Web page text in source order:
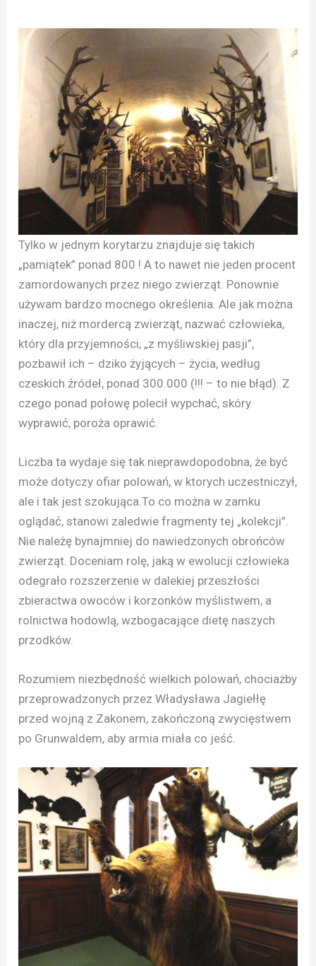
Tylko w jednym korytarzu znajduje się takich
„pamiątek” ponad 800 ! A to nawet nie jeden procent
zamordowanych przez niego zwierząt. Ponownie
używam bardzo mocnego określenia. Ale jak można
inaczej, niż mordercą zwierząt, nazwać człowieka,
który dla przyjemności, „z myśliwskiej pasji”,
pozbawił ich – dziko żyjących – życia, według
czeskich źródeł, ponad 300.000 (!!! – to nie błąd). Z
czego ponad połowę polecił wypchać, skóry
wyprawić, poroża oprawić.
Liczba ta wydaje się tak nieprawdopodobna, że być
może dotyczy ofiar polowań, w ktorych uczestniczył,
ale i tak jest szokująca.To co można w zamku
oglądać, stanowi zaledwie fragmenty tej „kolekcji”.
Nie należę bynajmniej do nawiedzonych obrońców
zwierząt. Doceniam rolę, jaką w ewolucji człowieka
odegrało rozszerzenie w dalekiej przeszłości
zbieractwa owoców i korzonków myślistwem, a
rolnictwa hodowlą, wzbogacające dietę naszych
przodków.
Rozumiem niezbędność wielkich polowań, chociażby
przeprowadzonych przez Władysława Jagiełłę
przed wojną z Zakonem, zakończoną zwycięstwem
po Grunwaldem, aby armia miała co jeść.